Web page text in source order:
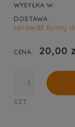
WYSYŁKA W:
DOSTAWA:
CENA NIE
sprawdź formy
CENA: 20,00
SZT.